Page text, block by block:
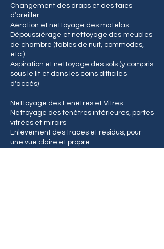
Changement des draps et des taies
d’oreiller
Aération et nettoyage des matelas
Dépoussiérage et nettoyage des meubles
de chambre (tables de nuit, commodes,
etc.)
Aspiration et nettoyage des sols (y compris
sous le lit et dans les coins difficiles
d'accès)
Nettoyage des Fenêtres et Vitres
Nettoyage des fenêtres intérieures, portes
vitrées et miroirs
Enlèvement des traces et résidus, pour
une vue claire et propre